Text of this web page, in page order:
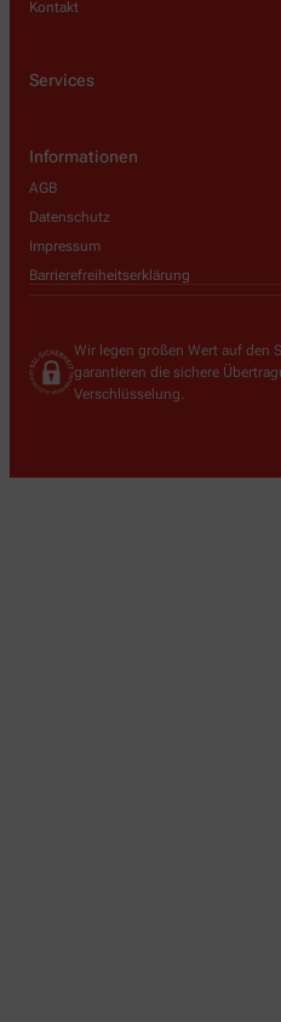
Kontakt
Services
Informationen
AGB
Datenschutz
Impressum
Barrierefreiheitserklärung
Wir legen großen Wert auf den
garantieren die sichere
Verschlüsselung.